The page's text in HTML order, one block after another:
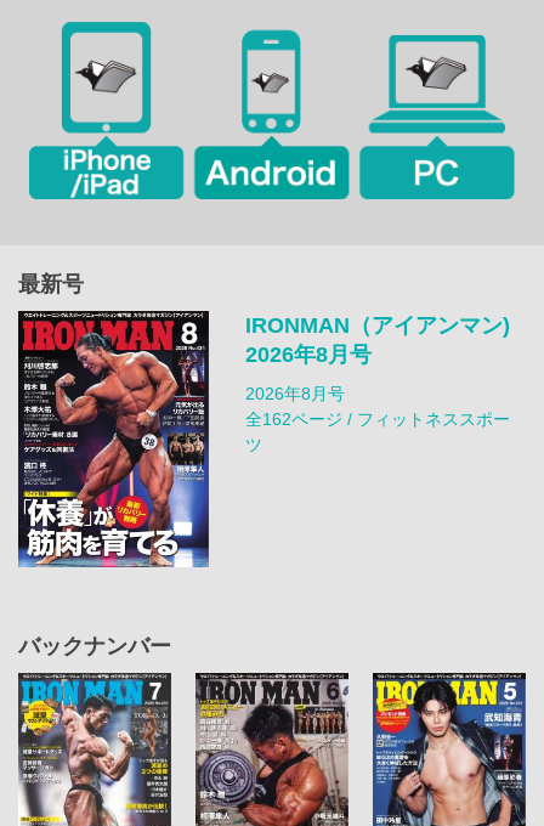
最新号
IRONMAN（アイアンマン)
2026年8月号
2026年8月号
全162ページ / フィットネススポー
ツ
バックナンバー